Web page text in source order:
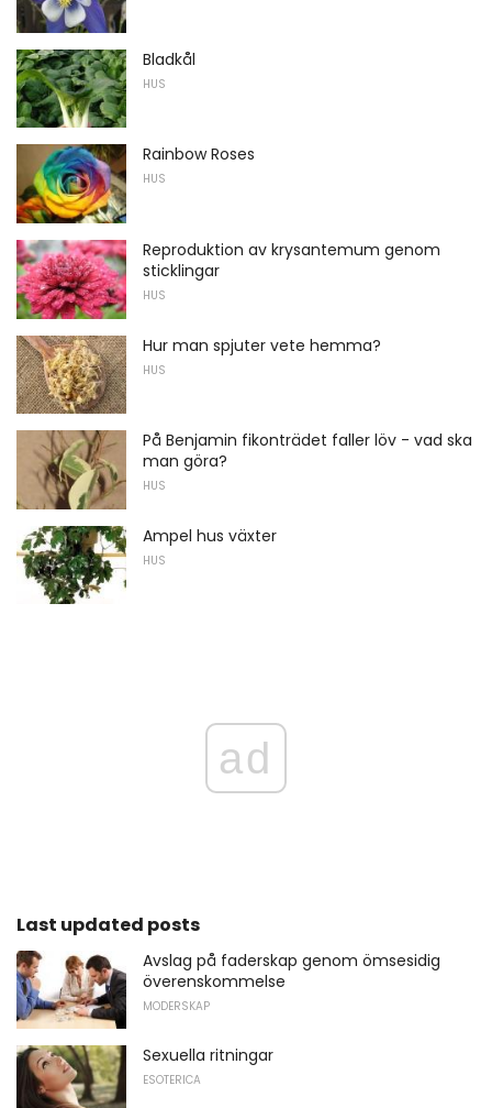
Bladkål
HUS
Rainbow Roses
HUS
Reproduktion av krysantemum genom
sticklingar
HUS
Hur man spjuter vete hemma?
HUS
På Benjamin fikonträdet faller löv - vad ska
man göra?
HUS
Ampel hus växter
HUS
ad
Last updated posts
Avslag på faderskap genom ömsesidig
överenskommelse
MODERSKAP
Sexuella ritningar
ESOTERICA